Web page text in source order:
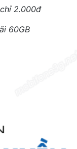
chỉ 2.000đ
60GB